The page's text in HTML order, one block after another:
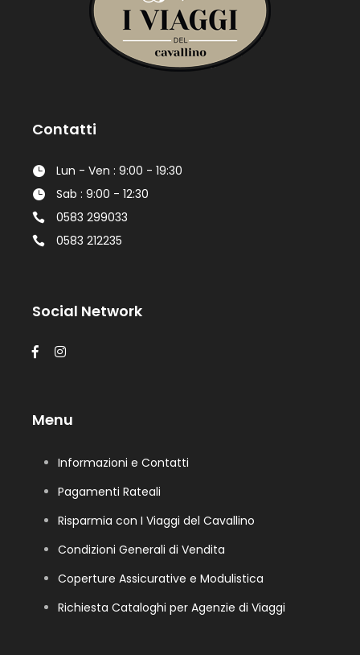
Contatti
Lun - Ven : 9:00 - 19:30
Sab : 9:00 - 12:30
0583 299033
0583 212235
Social Network
Menu
Informazioni e Contatti
Pagamenti Rateali
Risparmia con I Viaggi del Cavallino
Condizioni Generali di Vendita
Coperture Assicurative e Modulistica
Richiesta Cataloghi per Agenzie di Viaggi